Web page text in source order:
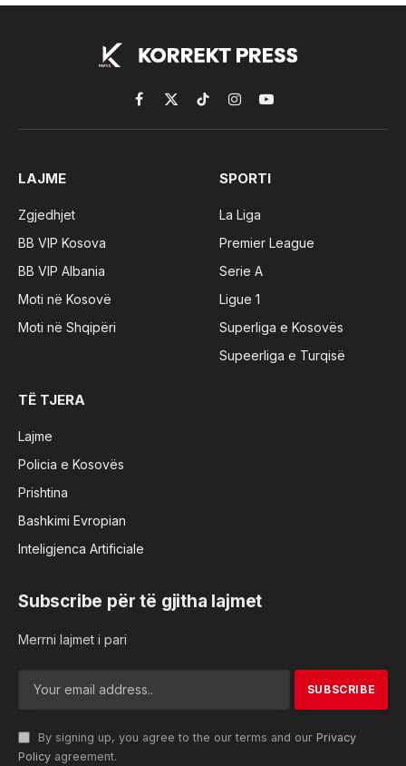
Facebook
X
(Twitter)
TikTokInstagramYouTube
LAJME
Zgjedhjet
BB VIP Kosova
BB VIP Albania
Moti në Kosovë
Moti në Shqipëri
SPORTI
La Liga
Premier League
Serie A
Ligue 1
Superliga e Kosovës
Supeerliga e Turqisë
TË TJERA
Lajme
Policia e Kosovës
Prishtina
Bashkimi Evropian
Inteligjenca Artificiale
Subscribe për të gjitha lajmet
Merrni lajmet i pari
By signing up, you agree to the our terms and our Privacy
Policy agreement.